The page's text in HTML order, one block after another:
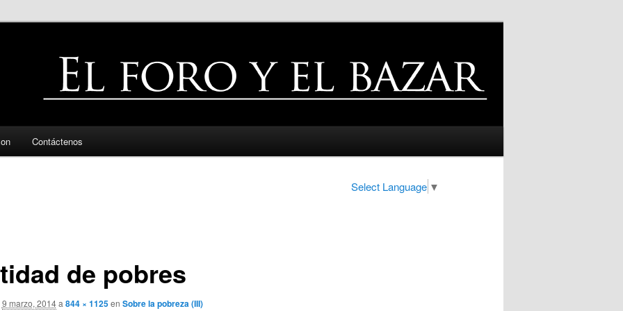
Contáctenos
Select Language ▼
de pobres
9 marzo, 2014a 844 × 1125en Sobre la pobreza (III)